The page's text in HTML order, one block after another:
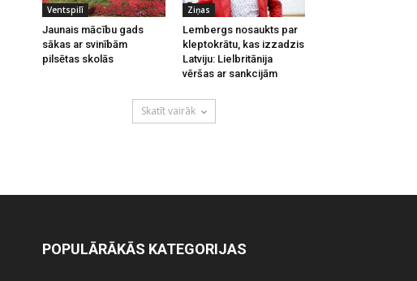
Ventspilī
Jaunais mācību gads
sākas ar svinībām
pilsētas skolās
Ziņas
Lembergs nosaukts par
kleptokrātu, kas izzadzis
Latviju: Lielbritānija
vēršas ar sankcijām
Skatīt vairāk
POPULĀRĀKĀS KATEGORIJAS